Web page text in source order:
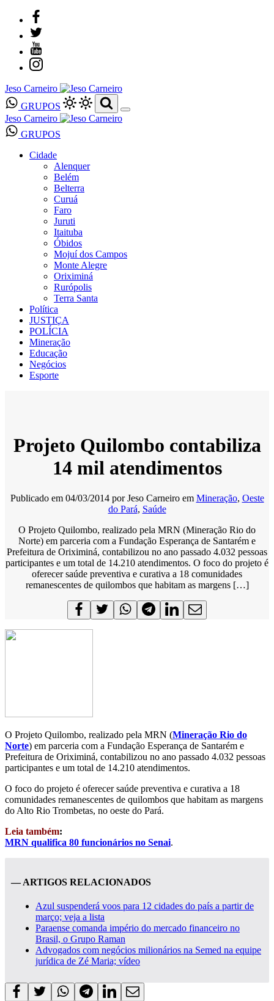
Jeso Carneiro
GRUPOS
Jeso Carneiro
GRUPOS
Cidade
Alenquer
Belém
Belterra
Curuá
Faro
Juruti
Itaituba
Óbidos
Mojuí dos Campos
Monte Alegre
Oriximiná
Rurópolis
Terra Santa
Política
JUSTIÇA
POLÍCIA
Mineração
Educação
Negócios
Esporte
Projeto Quilombo contabiliza
14 mil atendimentos
Publicado em 04/03/2014 porJeso Carneiro em Mineração, Oeste
do Pará, Saúde
O Projeto Quilombo, realizado pela MRN (Mineração Rio do
Norte) em parceria com a Fundação Esperança de Santarém e
Prefeitura de Oriximiná, contabilizou no ano passado 4.032 pessoas
participantes e um total de 14.210 atendimentos. O foco do projeto é
oferecer saúde preventiva e curativa a 18 comunidades
remanescentes de quilombos que habitam as margens […]
O Projeto Quilombo, realizado pela MRN (Mineração Rio do
Norte) em parceria com a Fundação Esperança de Santarém e
Prefeitura de Oriximiná, contabilizou no ano passado 4.032 pessoas
participantes e um total de 14.210 atendimentos.
O foco do projeto é oferecer saúde preventiva e curativa a 18
comunidades remanescentes de quilombos que habitam as margens
do Alto Rio Trombetas, no oeste do Pará.
Leia também:
MRN qualifica 80 funcionários no Senai.
— ARTIGOS RELACIONADOS
Azul suspenderá voos para 12 cidades do país a partir de
março; veja a lista
Paraense comanda império do mercado financeiro no
Brasil, o Grupo Raman
Advogados com negócios milionários na Semed na equipe
jurídica de Zé Maria; vídeo